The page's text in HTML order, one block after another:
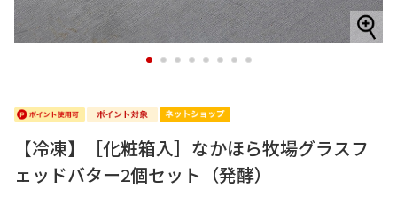
1 2 3 4 5 6 7 8
【冷凍】［化粧箱入］なかほら牧場グラスフ
ェッドバター2個セット（発酵）